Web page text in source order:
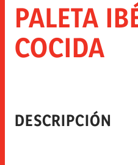
PALETA
COCIDA
DESCRIPCIÓN